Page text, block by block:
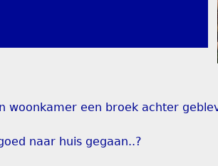
woonkamer een broek achter
naar huis gegaan..?